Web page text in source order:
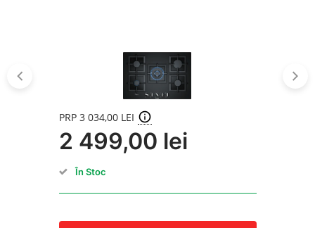
PRP 3 034,00 LEI
2 499,00 lei
În Stoc